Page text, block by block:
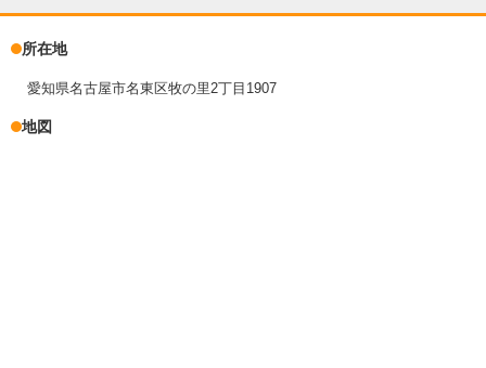
所在地
愛知県名古屋市名東区牧の里2丁目1907
地図